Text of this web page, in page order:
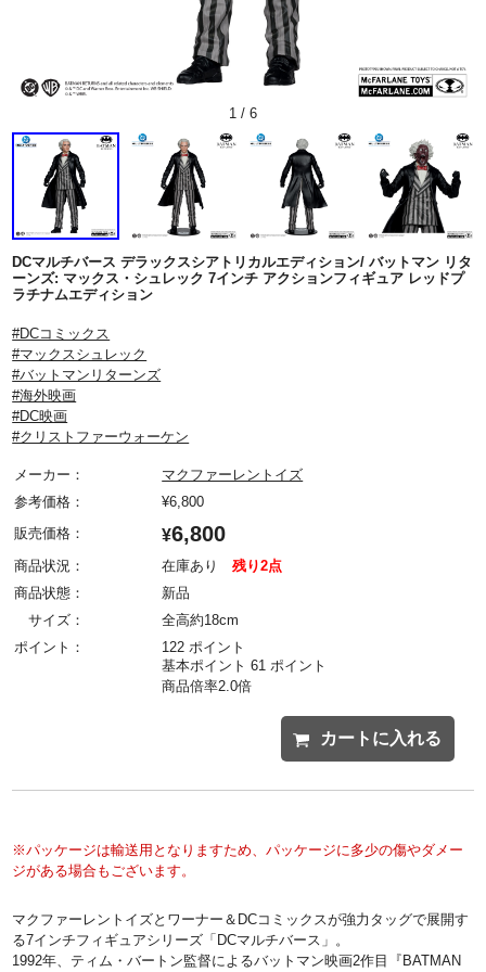
1 / 6
DCマルチバース デラックスシアトリカルエディション/ バットマン リタ
ーンズ: マックス・シュレック 7インチ アクションフィギュア レッドプ
ラチナムエディション
#DCコミックス
#マックスシュレック
#バットマンリターンズ
#海外映画
#DC映画
#クリストファーウォーケン
メーカー：
マクファーレントイズ
参考価格：
¥6,800
販売価格：
¥6,800
商品状況： 在庫あり
残り2点
商品状態：
新品
サイズ：
全高約18cm
ポイント：
122 ポイント
基本ポイント 61 ポイント
商品倍率2.0倍
カートに入れる
※パッケージは輸送用となりますため、パッケージに多少の傷やダメー
ジがある場合もございます。
マクファーレントイズとワーナー＆DCコミックスが強力タッグで展開す
る7インチフィギュアシリーズ「DCマルチバース」。
1992年、ティム・バートン監督によるバットマン映画2作目『BATMAN